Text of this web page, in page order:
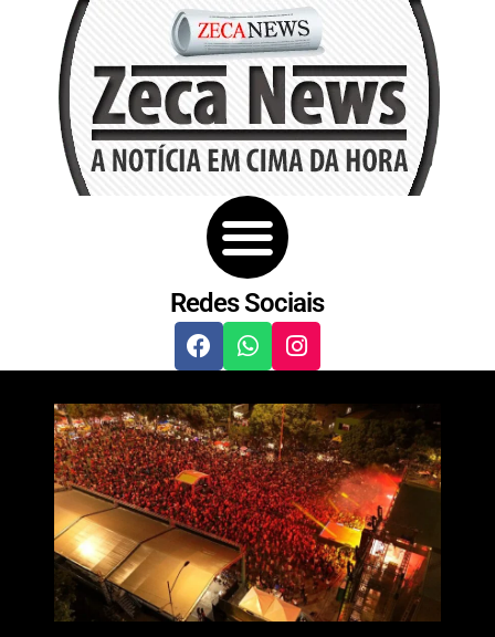
Redes Sociais